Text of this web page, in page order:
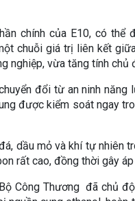
chính của E10, có
chuỗi giá trị liên kết
nghiệp, vừa tăng tính chủ
đổi từ an ninh năng
được kiểm soát ngay
dầu mỏ và khí tự nhiên
rất cao, đồng thời gây
Công Thương đã chủ